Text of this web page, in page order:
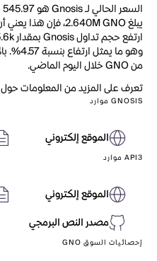
من GNO خلال اليوم الماضي.
تعرف على المزيد من المعلومات حول Gnosis هنا.
GNOSIS موارد
الموقع إلكتروني
API3 موارد
الموقع إلكتروني
مصدر النص البرمجي
إحصائيات السوق GNO